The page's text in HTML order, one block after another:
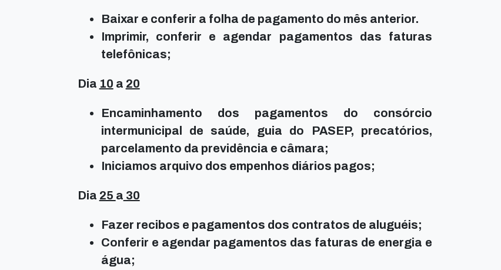
Baixar e conferir a folha de pagamento do mês anterior.
Imprimir, conferir e agendar pagamentos das faturas
telefônicas;
Dia 10 a 20
Encaminhamento dos pagamentos do consórcio
intermunicipal de saúde, guia do PASEP, precatórios,
parcelamento da previdência e câmara;
Iniciamos arquivo dos empenhos diários pagos;
Dia 25 a 30
Fazer recibos e pagamentos dos contratos de aluguéis;
Conferir e agendar pagamentos das faturas de energia e
água;